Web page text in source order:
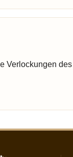
Verlockungen